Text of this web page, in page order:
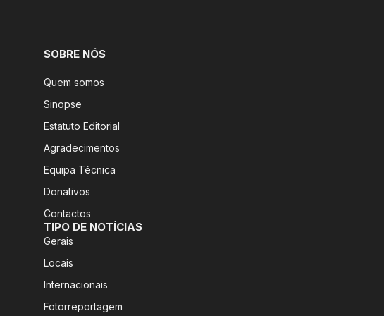
SOBRE NÓS
Quem somos
Sinopse
Estatuto Editorial
Agradecimentos
Equipa Técnica
Donativos
Contactos
TIPO DE NOTÍCIAS
Gerais
Locais
Internacionais
Fotorreportagem